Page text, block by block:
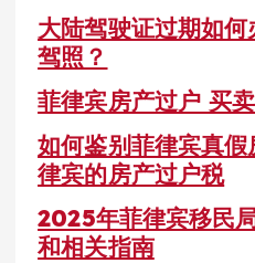
大陆驾驶证过期如
驾照？
菲律宾房产过户 买
如何鉴别菲律宾真
律宾的房产过户税
2025年菲律宾移民
和相关指南